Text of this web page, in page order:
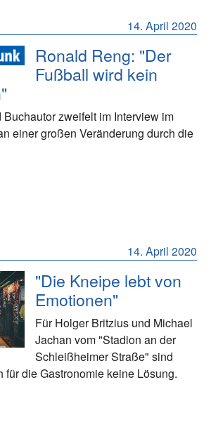
14. April 2020
Ronald Reng: "Der
Fußball wird kein
zweifelt im Interview im
einer großen Veränderung durch die
14. April 2020
"Die Kneipe lebt von
Emotionen"
Für Holger Britzius und Michael
Jachan vom "Stadion an der
Schleißheimer Straße" sind
für die Gastronomie keine Lösung.